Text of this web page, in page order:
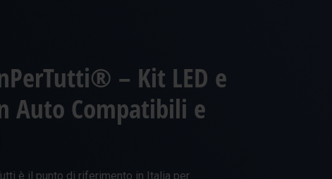
– Kit LED e
Auto Compatibili e
è il punto di riferimento in Italia per